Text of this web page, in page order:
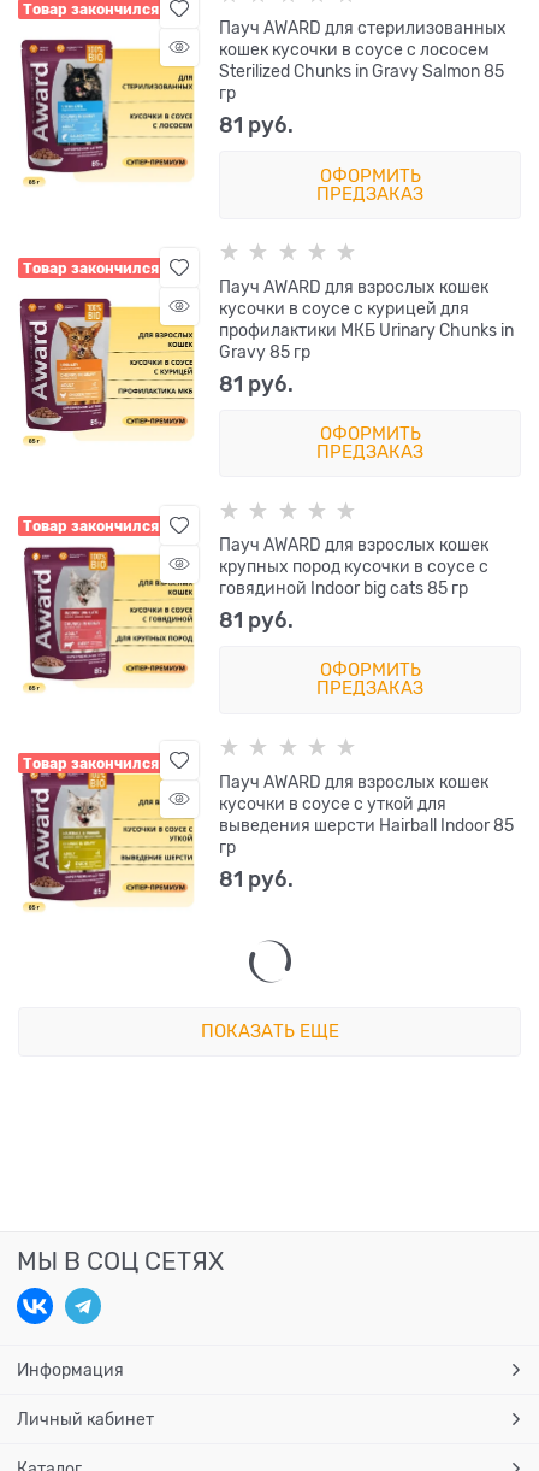
Товар закончился
Пауч AWARD для стерилизованных
кошек кусочки в соусе с лососем
Sterilized Chunks in Gravy Salmon 85
гр
81 руб.
ОФОРМИТЬ
ПРЕДЗАКАЗ
Товар закончился
Пауч AWARD для взрослых кошек
кусочки в соусе с курицей для
профилактики МКБ Urinary Chunks in
Gravy 85 гр
81 руб.
ОФОРМИТЬ
ПРЕДЗАКАЗ
Товар закончился
Пауч AWARD для взрослых кошек
крупных пород кусочки в соусе с
говядиной Indoor big cats 85 гр
81 руб.
ОФОРМИТЬ
ПРЕДЗАКАЗ
Товар закончился
Пауч AWARD для взрослых кошек
кусочки в соусе с уткой для
выведения шерсти Hairball Indoor 85
гр
81 руб.
ПОКАЗАТЬ ЕЩЕ
МЫ В СОЦ СЕТЯХ
Информация
Личный кабинет